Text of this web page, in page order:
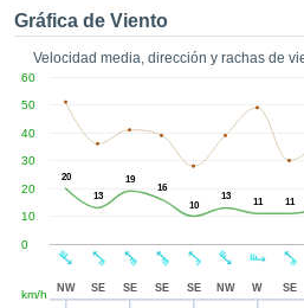
en
así como
un perfil
y
en
mismo.
más
y
el
Gráfica de Viento
Velocidad media, dirección y rachas de
0
10
20
30
40
50
60
km/h
20
13
19
16
10
13
11 11
NW SE SE SE SE NW W SE